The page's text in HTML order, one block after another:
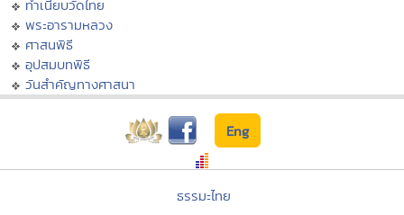
ทำเนียบวัดไทย
พระอารามหลวง
ศาสนพิธี
อุปสมบทพิธี
วันสำคัญทางศาสนา
Eng
ธรรมะไทย